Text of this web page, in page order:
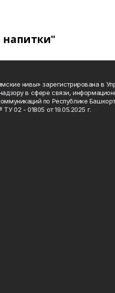
напитки"
нивы» зарегистрирована в
в сфере связи,
по Республике
02 - 01805 от 19.05.2025 г.